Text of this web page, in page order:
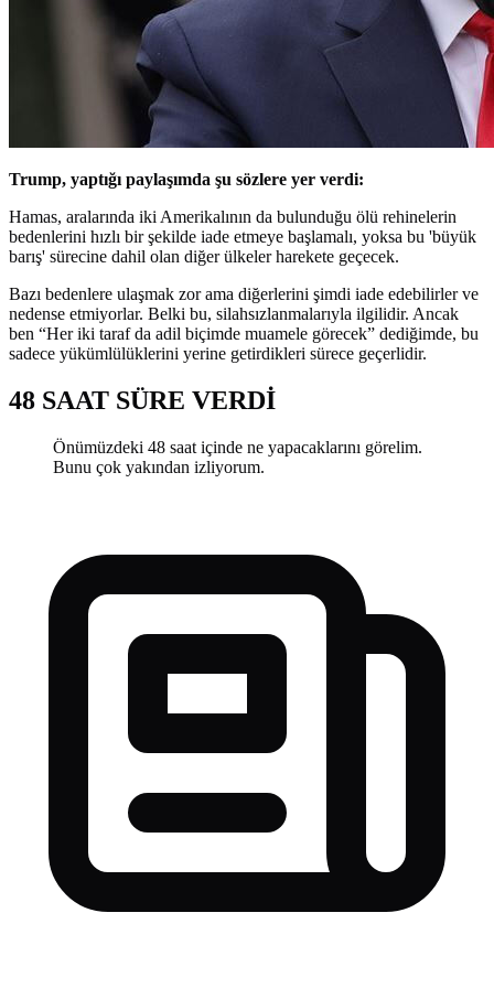
Trump, yaptığı paylaşımda şu sözlere yer verdi:
Hamas, aralarında iki Amerikalının da bulunduğu ölü rehinelerin
bedenlerini hızlı bir şekilde iade etmeye başlamalı, yoksa bu 'büyük
barış' sürecine dahil olan diğer ülkeler harekete geçecek.
Bazı bedenlere ulaşmak zor ama diğerlerini şimdi iade edebilirler ve
nedense etmiyorlar. Belki bu, silahsızlanmalarıyla ilgilidir. Ancak
ben “Her iki taraf da adil biçimde muamele görecek” dediğimde, bu
sadece yükümlülüklerini yerine getirdikleri sürece geçerlidir.
48 SAAT SÜRE VERDİ
Önümüzdeki 48 saat içinde ne yapacaklarını görelim.
Bunu çok yakından izliyorum.